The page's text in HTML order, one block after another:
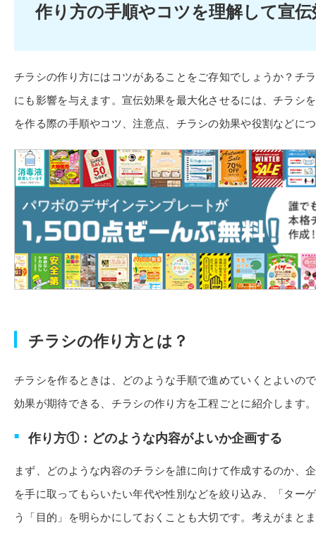
作り方の手順やコツを理解して宣
チラシの作り方にはコツがあることをご存知でしょうか？チ
にも影響を与えます。宣伝効果を最大化させるには、チラシ
を作る際の手順やコツ、注意点、チラシの効果や役割などに
チラシの作り方とは？
チラシを作るときは、どのような手順で進めていくとよいの
効果が期待できる、チラシの作り方を工程ごとに紹介します。
作り方①：どのような内容がよいか企画する
まず、どのような内容のチラシを誰に向けて作成するのか、
を手に取ってもらいたい年代や性別などを絞り込み、「ター
う「目的」を明らかにしておくことも大切です。考えがまと